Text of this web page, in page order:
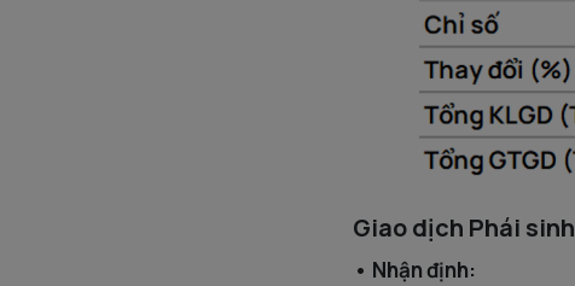
Giao dịch Phái sinh
• Nhận định: